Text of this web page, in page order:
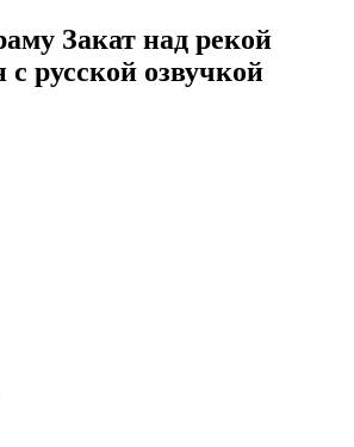
Закат над рекой
с русской озвучкой